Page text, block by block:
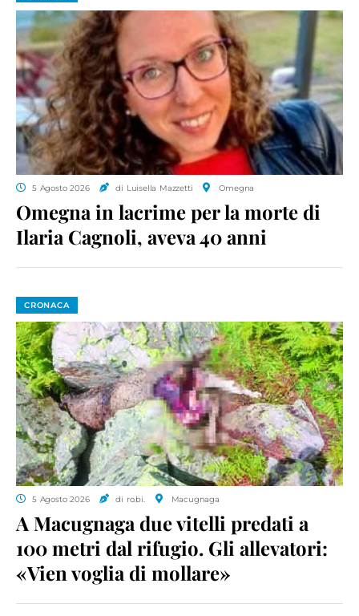
5 Agosto 2026 di Luisella Mazzetti Omegna
Omegna in lacrime per la morte di
Ilaria Cagnoli, aveva 40 anni
CRONACA
5 Agosto 2026 di ro.bi. Macugnaga
A Macugnaga due vitelli predati a
100 metri dal rifugio. Gli allevatori:
«Vien voglia di mollare»